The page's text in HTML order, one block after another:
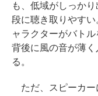
も、低域がしっか
段に聴き取りやす
ャラクターがバトル
背後に風の音が薄
る。
ただ、スピーカー